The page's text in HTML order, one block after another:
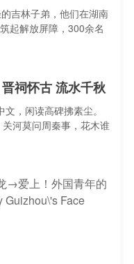
吉林子弟，他们在湖南
起解放屏障，300余名
祠怀古 流水千秋
文，闲读高碑拂素尘。
河莫问周秦事，花木谁